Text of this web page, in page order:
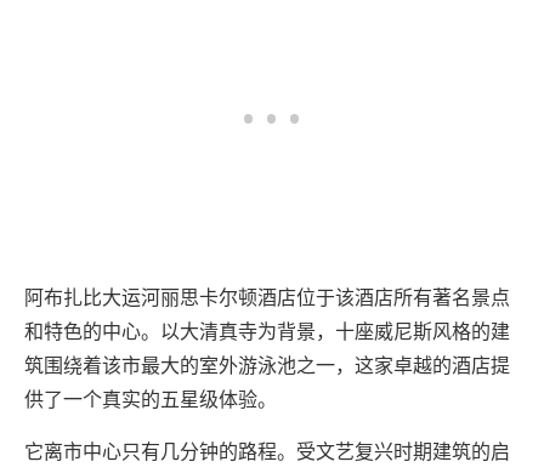
阿布扎比大运河丽思卡尔顿酒店位于该酒店所有著名景点
和特色的中心。以大清真寺为背景，十座威尼斯风格的建
筑围绕着该市最大的室外游泳池之一，这家卓越的酒店提
供了一个真实的五星级体验。
它离市中心只有几分钟的路程。受文艺复兴时期建筑的启